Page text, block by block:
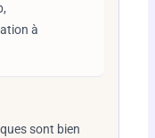
à
sont bien